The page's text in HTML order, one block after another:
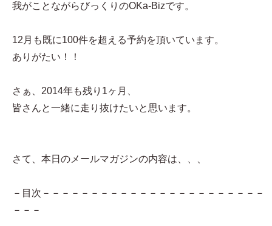
我がことながらびっくりのOKa-Bizです。
12月も既に100件を超える予約を頂いています。
ありがたい！！
さぁ、2014年も残り1ヶ月、
皆さんと一緒に走り抜けたいと思います。
さて、本日のメールマガジンの内容は、、、
－目次－－－－－－－－－－－－－－－－－－－－－－－
－－－